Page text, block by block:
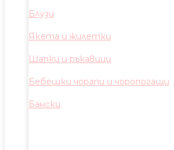
Блузи
Якета и жилетки
Шапки и ръкавици
Бебешки чорапи и чоропогащи
Бански